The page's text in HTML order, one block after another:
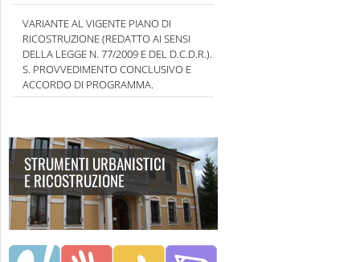
VARIANTE AL VIGENTE PIANO DI
RICOSTRUZIONE (REDATTO AI SENSI
DELLA LEGGE N. 77/2009 E DEL D.C.D.R.).
S. PROVVEDIMENTO CONCLUSIVO E
ACCORDO DI PROGRAMMA.